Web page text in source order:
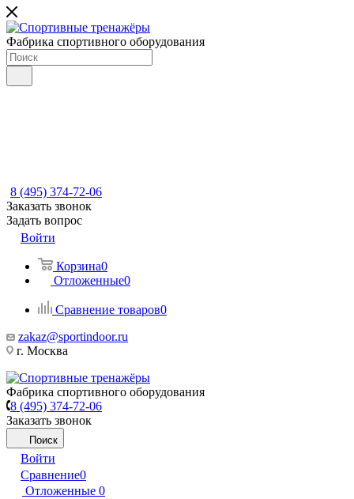
Фабрика спортивного оборудования
8 (495) 374-72-06
Заказать звонок
Задать вопрос
Войти
Корзина0
Отложенные0
Сравнение товаров0
zakaz@sportindoor.ru
г. Москва
Фабрика спортивного оборудования
8 (495) 374-72-06
Заказать звонок
Поиск
Войти
Сравнение0
Отложенные 0